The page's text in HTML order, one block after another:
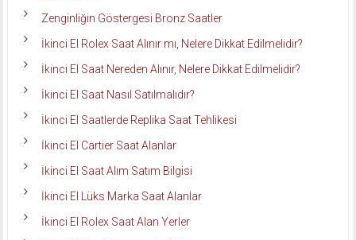
Zenginliğin Göstergesi Bronz Saatler
İkinci El Rolex Saat Alınır mı, Nelere Dikkat Edilmelidir?
İkinci El Saat Nereden Alınır, Nelere Dikkat Edilmelidir?
İkinci El Saat Nasıl Satılmalıdır?
İkinci El Saatlerde Replika Saat Tehlikesi
İkinci El Cartier Saat Alanlar
İkinci El Saat Alım Satım Bilgisi
İkinci El Lüks Marka Saat Alanlar
İkinci El Rolex Saat Alan Yerler